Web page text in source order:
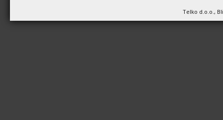
Telko d.o.o.,